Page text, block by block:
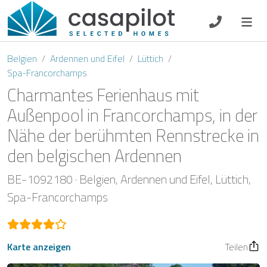
DE EN ES
Frühstück
Gutscheine
Eigentümer Log-In
Belgien Ardennen und Eifel
Lüttich
Spa-Francorchamps
Charmantes Ferienhaus mit
Außenpool in Francorchamps, in der
Nähe der berühmten Rennstrecke in
den belgischen Ardennen
BE-1092180 Belgien Ardennen und Eifel Lüttich
Spa-Francorchamps
Karte anzeigen Teilen